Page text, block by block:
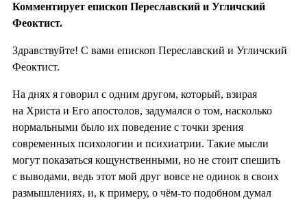
Комментирует епископ Переславский и Угличский
Феоктист.
Здравствуйте! С вами епископ Переславский и Угличский
Феоктист.
На днях я говорил с одним другом, который, взирая
на Христа и Его апостолов, задумался о том, насколько
нормальными было их поведение с точки зрения
современных психологии и психиатрии. Такие мысли
могут показаться кощунственными, но не стоит спешить
с выводами, ведь этот мой друг вовсе не одинок в своих
размышлениях, и, к примеру, о чём-то подобном думал